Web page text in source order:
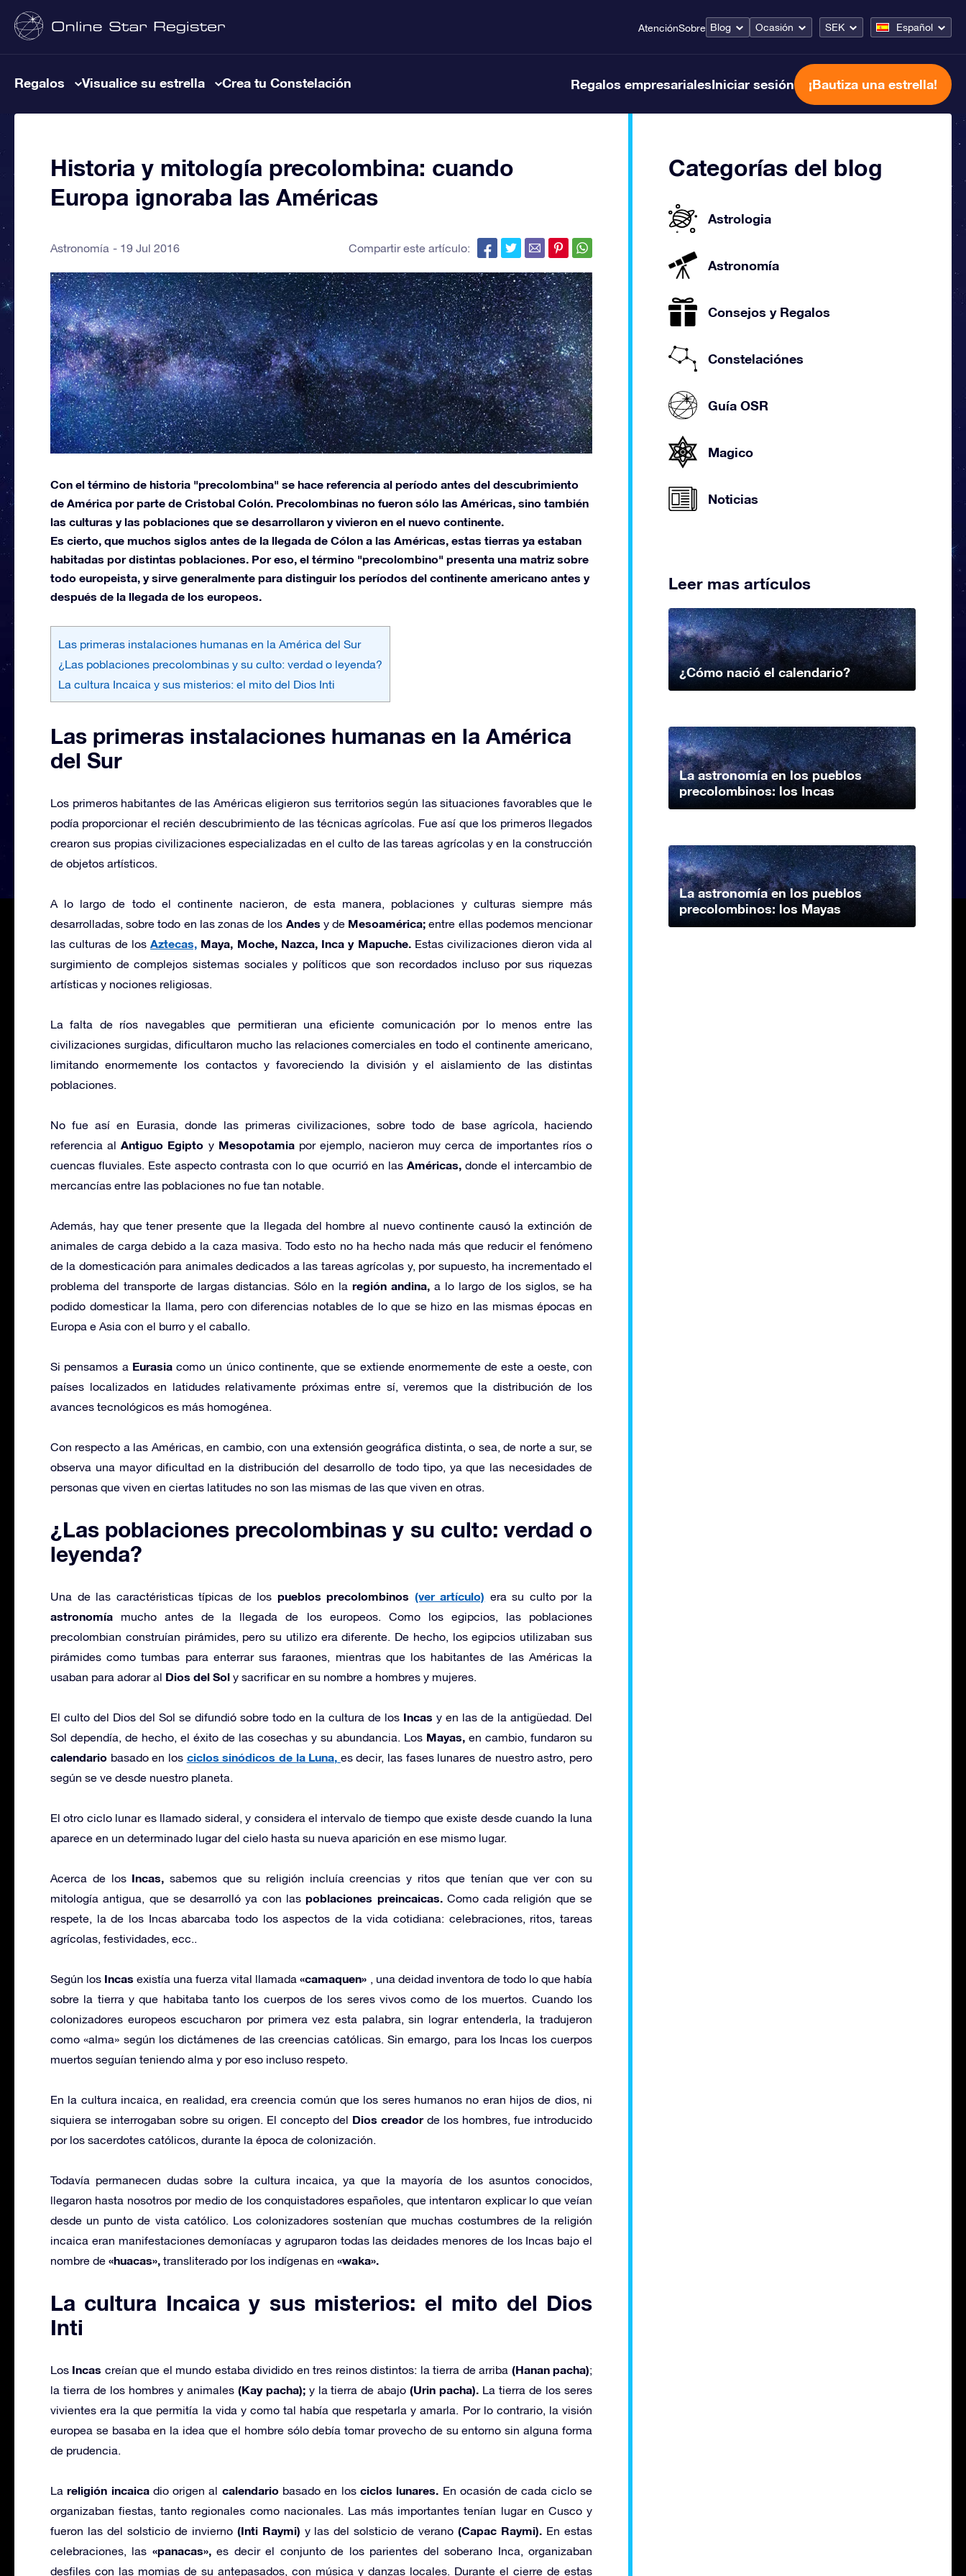
AtenciónSobre Blog Ocasión SEK Español
Regalos Visualice su estrella Crea tu Constelación Regalos empresarialesIniciar sesión ¡Bautiza una estrella!
Historia y mitología precolombina: cuando
Europa ignoraba las Américas
Astronomía 19 Jul 2016 Compartir este artículo:
Con el término de historia "precolombina" se hace referencia al período antes del descubrimiento
de América por parte de Cristobal Colón. Precolombinas no fueron sólo las Américas, sino también
las culturas y las poblaciones que se desarrollaron y vivieron en el nuevo continente.
Es cierto, que muchos siglos antes de la llegada de Cólon a las Américas, estas tierras ya estaban
habitadas por distintas poblaciones. Por eso, el término "precolombino" presenta una matriz sobre
todo europeista, y sirve generalmente para distinguir los períodos del continente americano antes y
después de la llegada de los europeos.
Las primeras instalaciones humanas en la América del Sur
¿Las poblaciones precolombinas y su culto: verdad o leyenda?
La cultura Incaica y sus misterios: el mito del Dios Inti
Las primeras instalaciones humanas en la América
del Sur
Los primeros habitantes de las Américas eligieron sus territorios según las situaciones favorables que le
podía proporcionar el recién descubrimiento de las técnicas agrícolas. Fue así que los primeros llegados
crearon sus propias civilizaciones especializadas en el culto de las tareas agrícolas y en la construcción
de objetos artísticos.
A lo largo de todo el continente nacieron, de esta manera, poblaciones y culturas siempre más
desarrolladas, sobre todo en las zonas de los Andes y de Mesoamérica; entre ellas podemos mencionar
las culturas de losAztecas, Maya, Moche, Nazca, Inca y Mapuche.Estas civilizaciones dieron vida al
surgimiento de complejos sistemas sociales y políticos que son recordados incluso por sus riquezas
artísticas y nociones religiosas.
La falta de ríos navegables que permitieran una eficiente comunicación por lo menos entre las
civilizaciones surgidas, dificultaron mucho las relaciones comerciales en todo el continente americano,
limitando enormemente los contactos y favoreciendo la división y el aislamiento de las distintas
poblaciones.
No fue así en Eurasia, donde las primeras civilizaciones, sobre todo de base agrícola, haciendo
referencia alAntiguo Egipto y Mesopotamiapor ejemplo, nacieron muy cerca de importantes ríos o
cuencas fluviales. Este aspecto contrasta con lo que ocurrió en las Américas,donde el intercambio de
mercancías entre las poblaciones no fue tan notable.
Además, hay que tener presente que la llegada del hombre al nuevo continente causó la extinción de
animales de carga debido a la caza masiva. Todo esto no ha hecho nada más que reducir el fenómeno
de la domesticación para animales dedicados a las tareas agrícolas y, por supuesto, ha incrementado el
problema del transporte de largas distancias. Sólo en la región andina, a lo largo de los siglos, se ha
podido domesticar la llama, pero con diferencias notables de lo que se hizo en las mismas épocas en
Europa e Asia con el burro y el caballo.
Si pensamos a Eurasiacomo un único continente, que se extiende enormemente de este a oeste, con
países localizados en latidudes relativamente próximas entre sí, veremos que la distribución de los
avances tecnológicos es más homogénea.
Con respecto a las Américas, en cambio, con una extensión geográfica distinta, o sea, de norte a sur, se
observa una mayor dificultad en la distribución del desarrollo de todo tipo, ya que las necesidades de
personas que viven en ciertas latitudes no son las mismas de las que viven en otras.
¿Las poblaciones precolombinas y su culto: verdad o
leyenda?
Una de las caractéristicas típicas de los pueblos precolombinos (ver artículo) era su culto por la
astronomía mucho antes de la llegada de los europeos. Como los egipcios, las poblaciones
precolombian construían pirámides, pero su utilizo era diferente. De hecho, los egipcios utilizaban sus
pirámides como tumbas para enterrar sus faraones, mientras que los habitantes de las Américas la
usaban para adorar al Dios del Sol y sacrificar en su nombre a hombres y mujeres.
El culto del Dios del Sol se difundió sobre todo en la cultura de los Incas y en las de la antigüedad. Del
Sol dependía, de hecho, el éxito de las cosechas y su abundancia. Los Mayas, en cambio, fundaron su
calendario basado en los ciclos sinódicos de la Luna, es decir, las fases lunares de nuestro astro, pero
según se ve desde nuestro planeta.
El otro ciclo lunar es llamado sideral, y considera el intervalo de tiempo que existe desde cuando la luna
aparece en un determinado lugar del cielo hasta su nueva aparición en ese mismo lugar.
Acerca de los Incas, sabemos que su religión incluía creencias y ritos que tenían que ver con su
mitología antigua, que se desarrolló ya con laspoblaciones preincaicas.Como cada religión que se
respete, la de los Incas abarcaba todo los aspectos de la vida cotidiana: celebraciones, ritos, tareas
agrícolas, festividades, ecc..
Según los Incas existía una fuerza vital llamada«camaquen» , una deidad inventora de todo lo que había
sobre la tierra y que habitaba tanto los cuerpos de los seres vivos como de los muertos. Cuando los
colonizadores europeos escucharon por primera vez esta palabra, sin lograr entenderla, la tradujeron
como «alma» según los dictámenes de las creencias católicas. Sin emargo, para los Incas los cuerpos
muertos seguían teniendo alma y por eso incluso respeto.
En la cultura incaica, en realidad, era creencia común que los seres humanos no eran hijos de dios, ni
siquiera se interrogaban sobre su origen. El concepto del Dios creadorde los hombres, fue introducido
por los sacerdotes católicos, durante la época de colonización.
Todavía permanecen dudas sobre la cultura incaica, ya que la mayoría de los asuntos conocidos,
llegaron hasta nosotros por medio de los conquistadores españoles, que intentaron explicar lo que veían
desde un punto de vista católico. Los colonizadores sostenían que muchas costumbres de la religión
incaica eran manifestaciones demoníacas y agruparon todas las deidades menores de los Incas bajo el
nombre de «huacas», transliterado por los indígenas en «waka».
La cultura Incaica y sus misterios: el mito del Dios
Inti
Los Incas creían que el mundo estaba dividido en tres reinos distintos: la tierra de arriba (Hanan pacha);
la tierra de los hombres y animales (Kay pacha);y la tierra de abajo(Urin pacha). La tierra de los seres
vivientes era la que permitía la vida y como tal había que respetarla y amarla. Por lo contrario, la visión
europea se basaba en la idea que el hombre sólo debía tomar provecho de su entorno sin alguna forma
de prudencia.
Lareligión incaicadio origen al calendariobasado en los ciclos lunares. En ocasión de cada ciclo se
organizaban fiestas, tanto regionales como nacionales. Las más importantes tenían lugar en Cusco y
fueron las del solsticio de invierno (Inti Raymi) y las del solsticio de verano(Capac Raymi). En estas
celebraciones, las «panacas»,es decir el conjunto de los parientes del soberano Inca, organizaban
desfiles con las momias de su antepasados, con música y danzas locales. Durante el cierre de estas
Categorías del blog
Astrologia
Astronomía
Consejos y Regalos
Constelaciónes
Guía OSR
Magico
Noticias
Leer mas artículos
¿Cómo nació el calendario?
La astronomía en los pueblos
precolombinos: los Incas
La astronomía en los pueblos
precolombinos: los Mayas